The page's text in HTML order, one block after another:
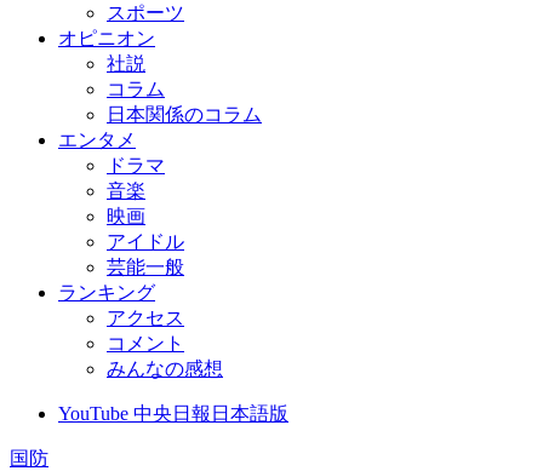
スポーツ
オピニオン
社説
コラム
日本関係のコラム
エンタメ
ドラマ
音楽
映画
アイドル
芸能一般
ランキング
アクセス
コメント
みんなの感想
YouTube 中央日報日本語版
国防